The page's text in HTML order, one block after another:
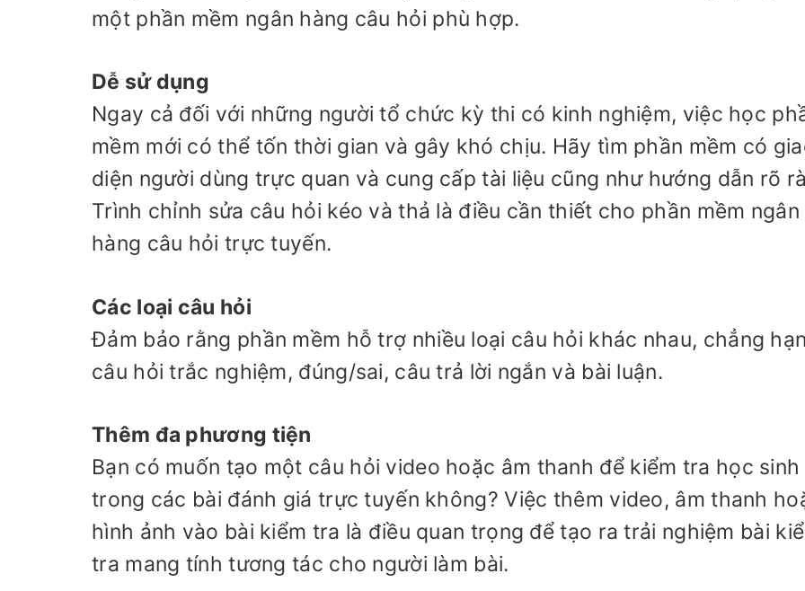
một phần mềm ngân hàng câu hỏi phù hợp.
Dễ sử dụng
Ngay cả đối với những người tổ chức kỳ thi có kinh nghiệm, việc học
mềm mới có thể tốn thời gian và gây khó chịu. Hãy tìm phần mềm có
diện người dùng trực quan và cung cấp tài liệu cũng như hướng dẫn rõ
Trình chỉnh sửa câu hỏi kéo và thả là điều cần thiết cho phần mềm ngân
hàng câu hỏi trực tuyến.
Các loại câu hỏi
Đảm bảo rằng phần mềm hỗ trợ nhiều loại câu hỏi khác nhau, chẳng
câu hỏi trắc nghiệm, đúng/sai, câu trả lời ngắn và bài luận.
Thêm đa phương tiện
Bạn có muốn tạo một câu hỏi video hoặc âm thanh để kiểm tra học sinh
trong các bài đánh giá trực tuyến không? Việc thêm video, âm thanh
hình ảnh vào bài kiểm tra là điều quan trọng để tạo ra trải nghiệm bài
tra mang tính tương tác cho người làm bài.